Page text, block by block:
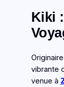
Kiki
vibrante
venue à